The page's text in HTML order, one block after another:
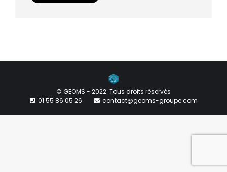
© GEOMS - 2022. Tous droits réservés
01 55 86 05 26
contact@geoms-groupe.com